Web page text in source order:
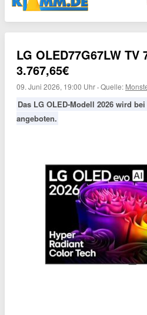
LG OLED77G67LW TV
3.767,65€
09. Juni 2026, 19:00 Uhr ·Quelle:
Das LG OLED-Modell 2026 wird
angeboten.